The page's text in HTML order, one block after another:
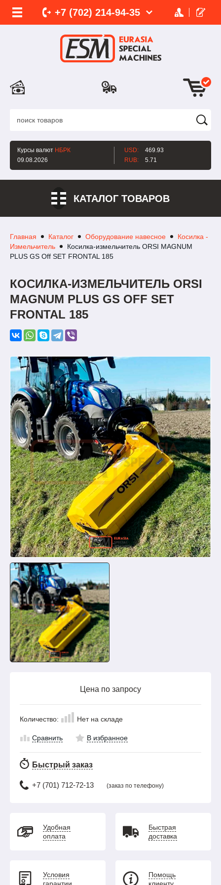
+7 (702) 214-94-35
Курсы валют НБРК
09.08.2026
USD:
469.93
RUB:
5.71
КАТАЛОГ ТОВАРОВ
Главная Каталог Оборудование навесное
Косилка -
Измельчитель
Косилка-измельчитель ORSI MAGNUM
PLUS GS Off SET FRONTAL 185
КОСИЛКА-ИЗМЕЛЬЧИТЕЛЬ ORSI
MAGNUM PLUS GS OFF SET
FRONTAL 185
Цена по запросу
Количество: Нет на складе
Сравнить В избранное
Быстрый заказ
+7 (701) 712-72-13 (заказ по телефону)
Удобная
оплата
Быстрая
доставка
Условия
Помощь